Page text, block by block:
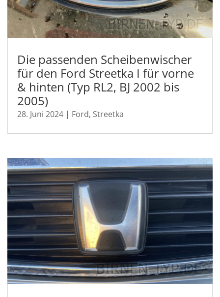
Die passenden Scheibenwischer
für den Ford Streetka I für vorne
& hinten (Typ RL2, BJ 2002 bis
2005)
28. Juni 2024 | Ford, Streetka